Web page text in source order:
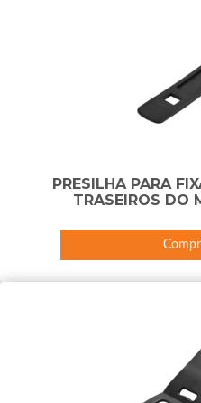
PRESILHA PARA
TRASEIROS DO